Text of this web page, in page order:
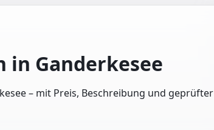
in Ganderkesee
– mit Preis, Beschreibung und geprüfter